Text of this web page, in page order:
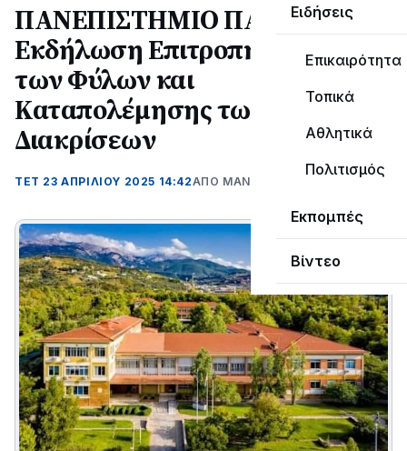
Ειδήσεις
Επικαιρότητα
Τοπικά
Αθλητικά
Πολιτισμός
Εκπομπές
Βίντεο
ΠΑΝΕΠΙΣΤΗΜΙΟ ΠΑΤΡΩΝ :
Εκδήλωση Επιτροπής Ισότητας
των Φύλων και
Καταπολέμησης των
Διακρίσεων
ΤΕΤ 23 ΑΠΡΙΛΊΟΥ 2025 14:42ΑΠΌ ΜΑΝΤΩ ΚΑΠΕΝΤΖΩΝΗ